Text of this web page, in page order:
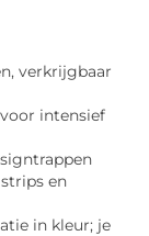
verkrijgbaar
intensief
en
in kleur; je